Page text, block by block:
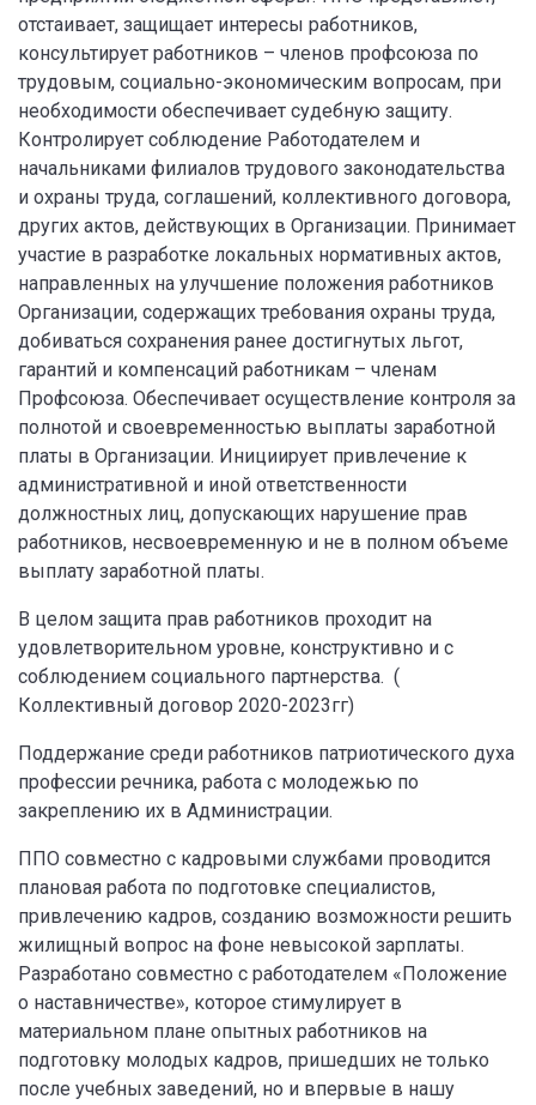
отстаивает, защищает интересы работников,
консультирует работников – членов профсоюза по
трудовым, социально-экономическим вопросам, при
необходимости обеспечивает судебную защиту.
Контролирует соблюдение Работодателем и
начальниками филиалов трудового законодательства
и охраны труда, соглашений, коллективного договора,
других актов, действующих в Организации. Принимает
участие в разработке локальных нормативных актов,
направленных на улучшение положения работников
Организации, содержащих требования охраны труда,
добиваться сохранения ранее достигнутых льгот,
гарантий и компенсаций работникам – членам
Профсоюза. Обеспечивает осуществление контроля за
полнотой и своевременностью выплаты заработной
платы в Организации. Инициирует привлечение к
административной и иной ответственности
должностных лиц, допускающих нарушение прав
работников, несвоевременную и не в полном объеме
выплату заработной платы.
В целом защита прав работников проходит на
удовлетворительном уровне, конструктивно и с
соблюдением социального партнерства. (
Коллективный договор 2020-2023гг)
Поддержание среди работников патриотического духа
профессии речника, работа с молодежью по
закреплению их в Администрации.
ППО совместно с кадровыми службами проводится
плановая работа по подготовке специалистов,
привлечению кадров, созданию возможности решить
жилищный вопрос на фоне невысокой зарплаты.
Разработано совместно с работодателем «Положение
о наставничестве», которое стимулирует в
материальном плане опытных работников на
подготовку молодых кадров, пришедших не только
после учебных заведений, но и впервые в нашу